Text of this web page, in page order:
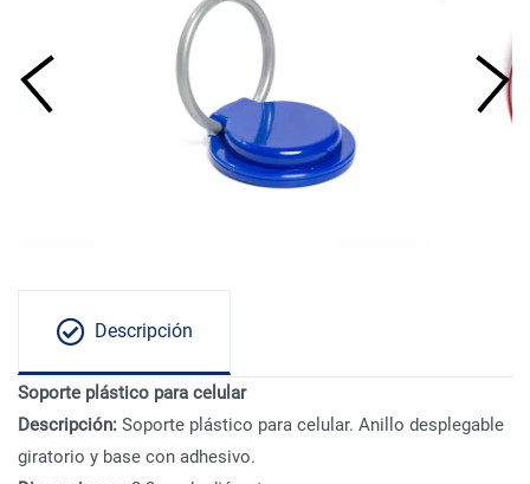
Descripción
Soporte plástico para celular
Descripción: Soporte plástico para celular. Anillo desplegable
giratorio y base con adhesivo.